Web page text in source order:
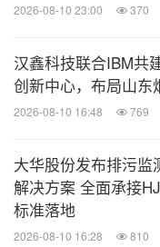
2026-08-10 23:00 370
汉鑫科技联合IBM共
创新中心，布局山东
2026-08-10 16:48 769
大华股份发布排污监
解决方案 全面承接
标准落地
2026-08-10 16:28 810